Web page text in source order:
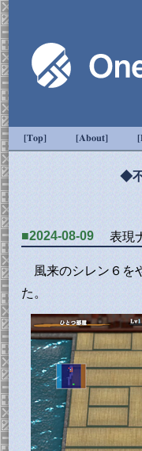
[Top] [About]
◆
■2024-08-09 表現
風来のシレン６を
た。